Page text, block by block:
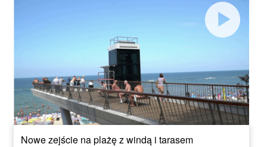
Nowe zejście na plażę z windą i tarasem